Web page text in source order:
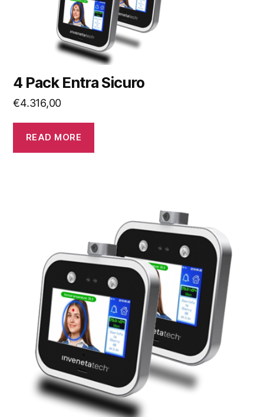
4 Pack Entra Sicuro
€4.316,00
READ MORE